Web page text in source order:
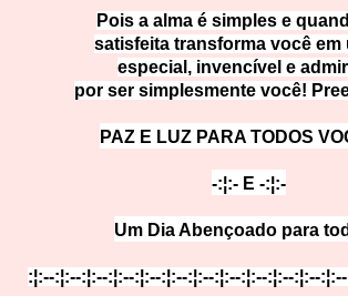
Pois a alma é simples e
satisfeita transforma você em
especial, invencível e
por ser simplesmente você!
PAZ E LUZ PARA TODOS
-:¦:- E -:¦:-
Um Dia Abençoado para
:¦:--:¦:--:¦:--:¦:--:¦:--:¦:--:¦:--:¦:--:¦:--:¦:--:¦:--